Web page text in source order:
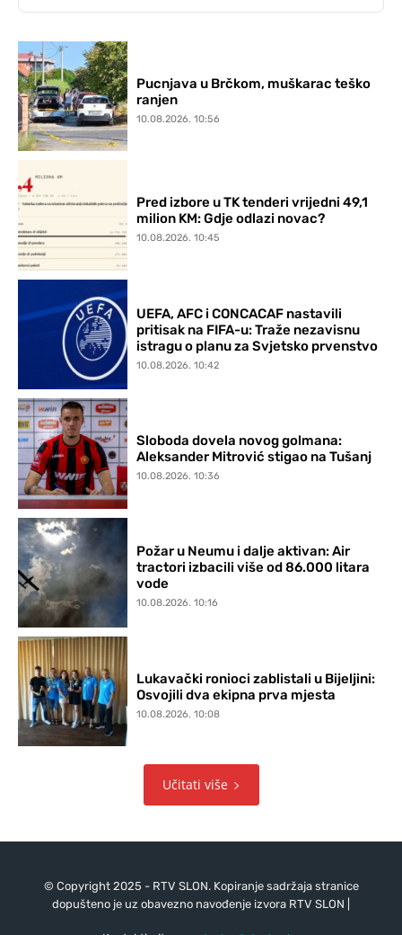
Pucnjava u Brčkom, muškarac teško
ranjen
10.08.2026. 10:56
Pred izbore u TK tenderi vrijedni 49,1
milion KM: Gdje odlazi novac?
10.08.2026. 10:45
UEFA, AFC i CONCACAF nastavili
pritisak na FIFA-u: Traže nezavisnu
istragu o planu za Svjetsko prvenstvo
10.08.2026. 10:42
Sloboda dovela novog golmana:
Aleksander Mitrović stigao na Tušanj
10.08.2026. 10:36
Požar u Neumu i dalje aktivan: Air
tractori izbacili više od 86.000 litara
vode
10.08.2026. 10:16
Lukavački ronioci zablistali u Bijeljini:
Osvojili dva ekipna prva mjesta
10.08.2026. 10:08
Učitati više
© Copyright 2025 - RTV SLON. Kopiranje sadržaja stranice
dopušteno je uz obavezno navođenje izvora RTV SLON |